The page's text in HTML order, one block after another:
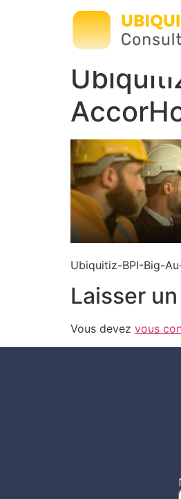
Ubiquitiz-BPI-Big-
Laisser
Vous devez vous